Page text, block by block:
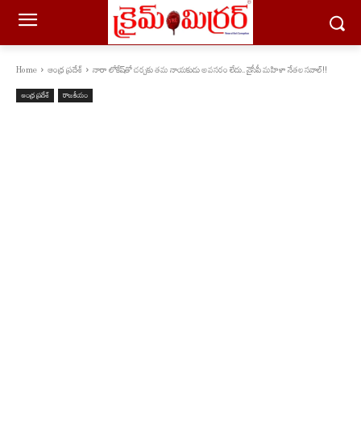
Home ఆంధ్ర ప్రదేశ్ నారా లోకేష్‌తో చర్చకు తమ నాయకుడు అవసరం లేదు.. వైసీపీ మహిళా నేతల సవాల్!!
ఆంధ్ర ప్రదేశ్ రాజకీయం